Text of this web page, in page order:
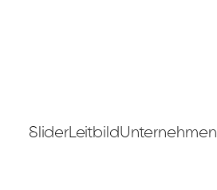
SliderLeitbildUnternehmen